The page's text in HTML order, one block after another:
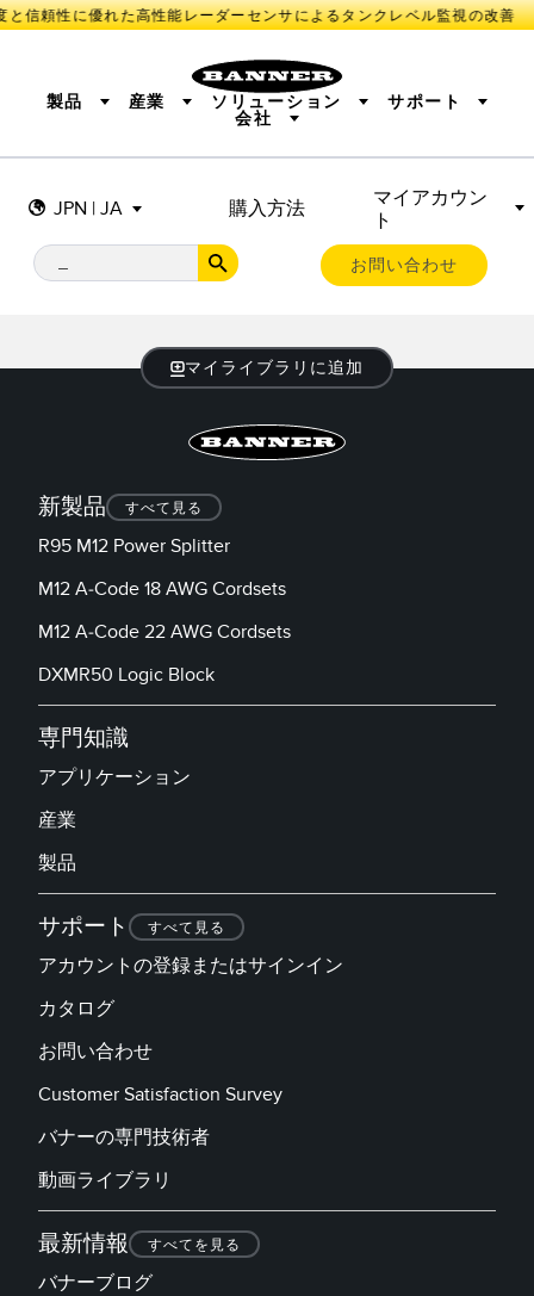
と信頼性に優れた高性能レーダーセンサによるタンクレベル監視の改善
JPN | JA 購入方法
マイアカウン
ト
お問い合わせ
製品
センサ
測定ソリューション
BARCODE & VISION
リモートI/O
CONNECTIVITY
SNAP SIGNAL
付属品
ソフトウエア
技術
光電センサ
レーザー距離測定
測定アレイ
3D TOF
レーダーセンサ
超音波センサ
光ファイバ増幅器
光ファイバ
スロット、ラベル、エリア検出センサ
レジマーク、カラー、およびルミネセンスセンサ
ピックトゥライトセンサ
温度 & 振動センサ
Condition Monitoring Sensors
Wireless Condition Monitoring Sensors
ACCESSORIES
産業 ソリューション
IIOT AND THE SMART FACTORY
MACHINE GUARDING
PICK-TO-LIGHT
INDUSTRIAL ILLUMINATION
QUALITY CONTROL
VEHICLE DETECTION
RADAR APPLICATIONS
IIOT AND THE SMART
FACTORY
Overall Equipment Effectiveness (OEE)
リモート監視
タンクレベルの監視
予知保全および予防保全のための状態監視
予知保全
予知保全
前縁の検出
機械監視/総合設備効率
部品、サービス、パレット引き取りコール
IO-Link
サポート
会社
マイライブラリに追加
新製品 すべて見る
R95 M12 Power Splitter
M12 A-Code 18 AWG Cordsets
M12 A-Code 22 AWG Cordsets
DXMR50 Logic Block
専門知識
アプリケーション
産業
製品
サポート すべて見る
アカウントの登録またはサインイン
カタログ
お問い合わせ
Customer Satisfaction Survey
バナーの専門技術者
動画ライブラリ
最新情報 すべてを見る
バナーブログ